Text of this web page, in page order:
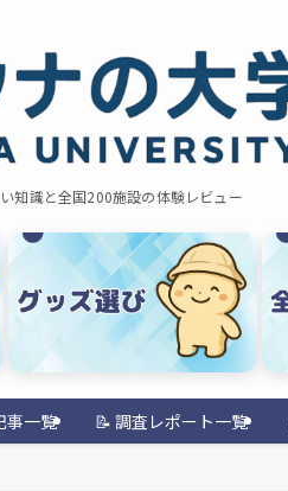
知識と全国200施設の体験レビュー
事一覧 📝 調査レポート一覧